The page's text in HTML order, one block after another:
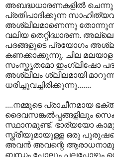
അബദ്ധധാരണകളില്‍
പ്രതിപാദിക്കുന്ന
അശ്ലീലമാണെന്നു
വലിയ തെറ്റിദ്ധാരണ.
പദങ്ങളുടെ പ്രയോഗം
കണക്കാക്കുന്നു. ചില
സംസ്കൃതമോ ഇംഗ്ലീഷോ
അശ്ലീലം ശ്ലീലമായി
ധരിച്ചുവച്ചിരിക്കുന്നു.......
....നമ്മുടെ പ്രാചീനമായ
ദൈവസങ്കല്‍പ്പങ്ങളിലും
സ്ഥാനമുണ്ട്. ഭാര്യയോ
സ്ത്രീയുമായുള്ള ഒരു
അവന്‍ അവന്റെ
ബന്ധം പോലും പലപ്പോഴും